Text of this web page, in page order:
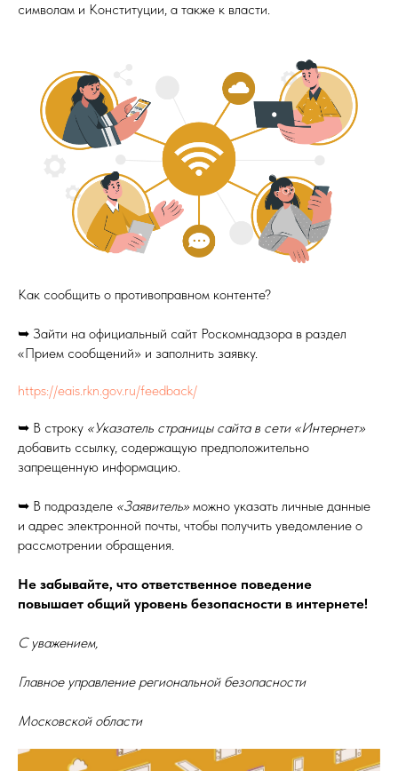
символам и Конституции, а также к власти.
Как сообщить о противоправном контенте?
➥ Зайти на официальный сайт Роскомнадзора в раздел
«Прием сообщений» и заполнить заявку.
https://eais.rkn.gov.ru/feedback/
➥ В строку «Указатель страницы сайта в сети «Интернет»
добавить ссылку, содержащую предположительно
запрещенную информацию.
➥ В подразделе «Заявитель» можно указать личные данные
и адрес электронной почты, чтобы получить уведомление о
рассмотрении обращения.
Не забывайте, что ответственное поведение
повышает общий уровень безопасности в интернете!
С уважением,
Главное управление региональной безопасности
Московской области